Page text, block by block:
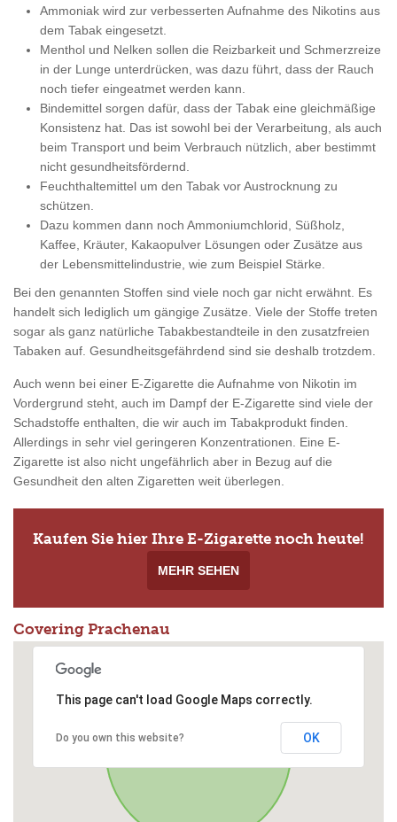
Ammoniak wird zur verbesserten Aufnahme des Nikotins aus
dem Tabak eingesetzt.
Menthol und Nelken sollen die Reizbarkeit und Schmerzreize
in der Lunge unterdrücken, was dazu führt, dass der Rauch
noch tiefer eingeatmet werden kann.
Bindemittel sorgen dafür, dass der Tabak eine gleichmäßige
Konsistenz hat. Das ist sowohl bei der Verarbeitung, als auch
beim Transport und beim Verbrauch nützlich, aber bestimmt
nicht gesundheitsfördernd.
Feuchthaltemittel um den Tabak vor Austrocknung zu
schützen.
Dazu kommen dann noch Ammoniumchlorid, Süßholz,
Kaffee, Kräuter, Kakaopulver Lösungen oder Zusätze aus
der Lebensmittelindustrie, wie zum Beispiel Stärke.
Bei den genannten Stoffen sind viele noch gar nicht erwähnt. Es
handelt sich lediglich um gängige Zusätze. Viele der Stoffe treten
sogar als ganz natürliche Tabakbestandteile in den zusatzfreien
Tabaken auf. Gesundheitsgefährdend sind sie deshalb trotzdem.
Auch wenn bei einer E-Zigarette die Aufnahme von Nikotin im
Vordergrund steht, auch im Dampf der E-Zigarette sind viele der
Schadstoffe enthalten, die wir auch im Tabakprodukt finden.
Allerdings in sehr viel geringeren Konzentrationen. Eine E-
Zigarette ist also nicht ungefährlich aber in Bezug auf die
Gesundheit den alten Zigaretten weit überlegen.
Kaufen Sie hier Ihre E-Zigarette noch heute!
MEHR SEHEN
Covering Prachenau
This page can't load Google Maps correctly.
Do you own this website? OK